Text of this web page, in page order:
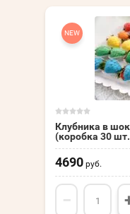
NEW
Клубника в
(коробка 30
4690 руб.
−